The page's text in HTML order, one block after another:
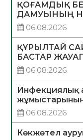
ҚОҒАМДЫҚ
ДАМУЫНЫҢ
06.08.2026
ҚҰРЫЛТАЙ
БАСТАР
06.08.2026
Инфекциялық
жұмыстарының
06.08.2026
Көкжөтел